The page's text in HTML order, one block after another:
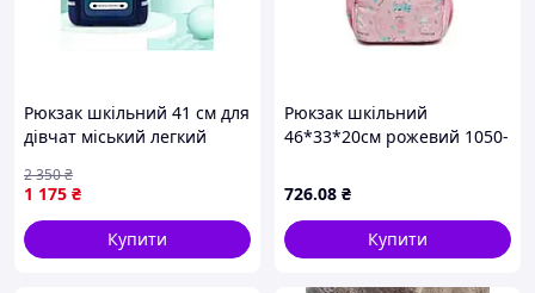
Рюкзак шкільний 41 см для
дівчат міський легкий
нейлону
1 175 ₴
2 350₴
Купити
Рюкзак шкільний
46*33*20см рожевий 1050-
726.08 ₴
Купити